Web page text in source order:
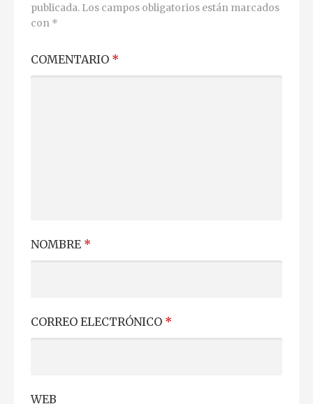
publicada. Los campos obligatorios están marcados
con *
COMENTARIO *
NOMBRE *
CORREO ELECTRÓNICO *
WEB